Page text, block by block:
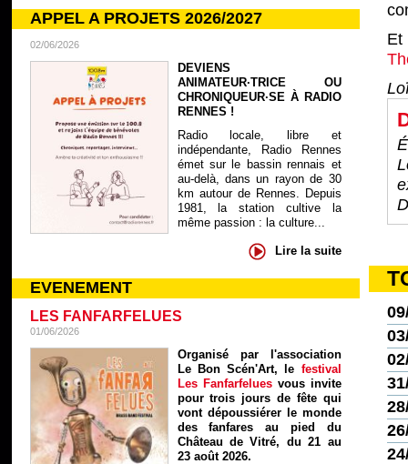
APPEL A PROJETS 2026/2027
02/06/2026
DEVIENS
ANIMATEUR·TRICE OU
CHRONIQUEUR·SE À RADIO
RENNES !
Radio locale, libre et
indépendante, Radio Rennes
émet sur le bassin rennais et
au-delà, dans un rayon de 30
km autour de Rennes. Depuis
1981, la station cultive la
même passion : la culture...
Lire la suite
EVENEMENT
LES FANFARFELUES
01/06/2026
Organisé par l'association
Le Bon Scén'Art, le festival
Les Fanfarfelues vous invite
pour trois jours de fête qui
vont dépoussiérer le monde
des fanfares au pied du
Château de Vitré, du 21 au
23 août 2026.
Et